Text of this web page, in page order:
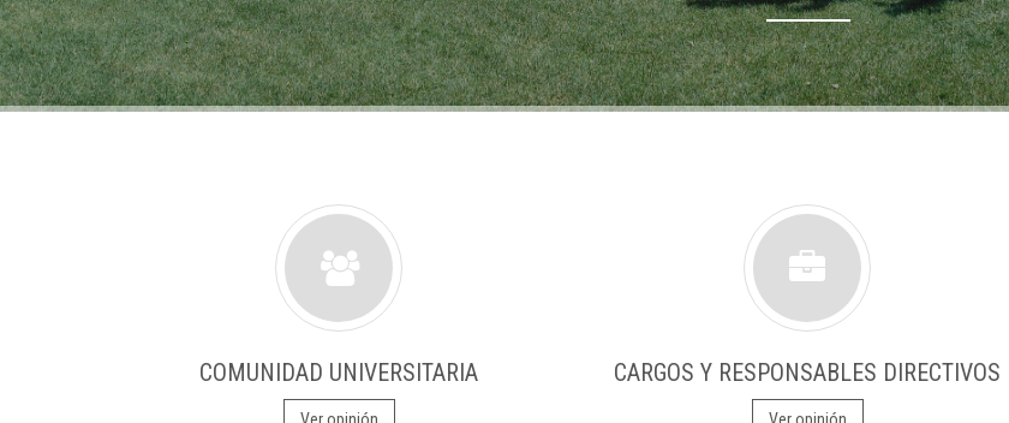
COMUNIDAD UNIVERSITARIA CARGOS Y RESPONSABLES DIRECTIVOS